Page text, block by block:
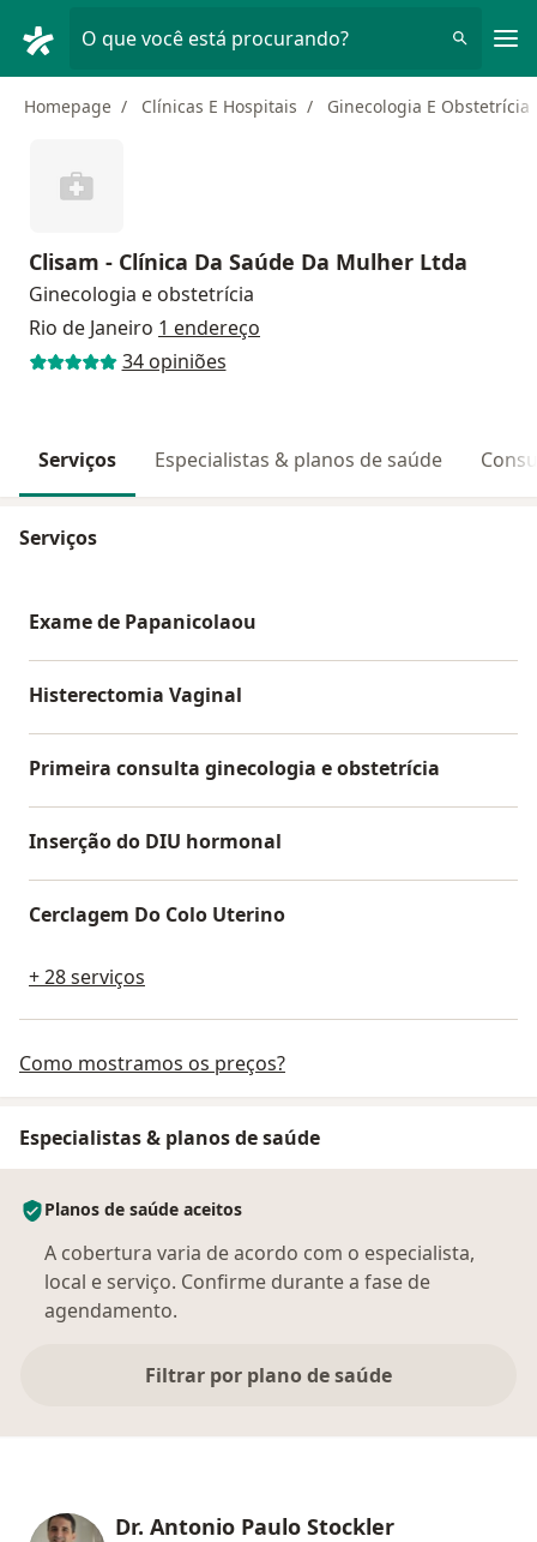
O que você está procurando?
Homepage Clínicas E Hospitais Ginecologia E Obstetrícia
Clisam - Clínica Da Saúde Da Mulher Ltda
Ginecologia e obstetrícia
Rio de Janeiro 1 endereço
34 opiniões
Serviços Especialistas & planos de saúde
Serviços
Exame de Papanicolaou
Histerectomia Vaginal
Primeira consulta ginecologia e obstetrícia
Inserção do DIU hormonal
Cerclagem Do Colo Uterino
+ 28 serviços
Como mostramos os preços?
Especialistas & planos de saúde
Planos de saúde aceitos
A cobertura varia de acordo com o especialista,
local e serviço. Confirme durante a fase de
agendamento.
Filtrar por plano de saúde
Dr. Antonio Paulo Stockler